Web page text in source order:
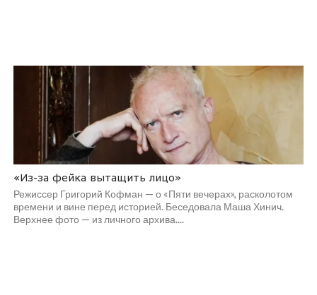
«Из-за фейка вытащить лицо»
Режиссер Григорий Кофман — о «Пяти вечерах», расколотом
времени и вине перед историей. Беседовала Маша Хинич.
Верхнее фото — из личного архива....